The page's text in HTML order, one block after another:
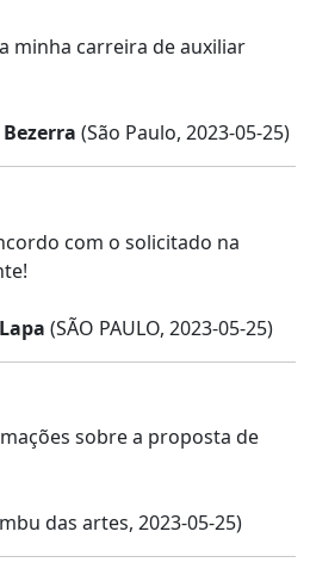
minha carreira de auxiliar
(São Paulo, 2023-05-25)
com o solicitado na
(SÃO PAULO, 2023-05-25)
sobre a proposta de
das artes, 2023-05-25)